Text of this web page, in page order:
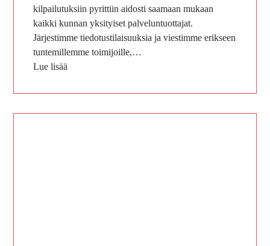
kilpailutuksiin pyrittiin aidosti saamaan mukaan
kaikki kunnan yksityiset palveluntuottajat.
Järjestimme tiedotustilaisuuksia ja viestimme erikseen
tuntemillemme toimijoille,…
Lue lisää